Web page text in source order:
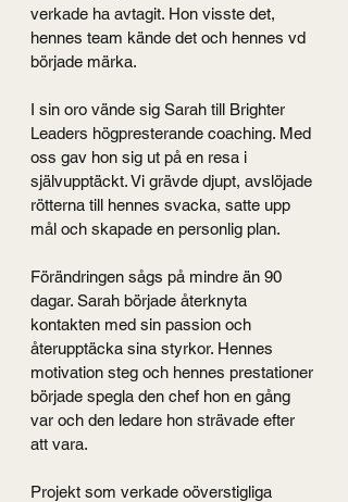
verkade ha avtagit. Hon visste det,
hennes team kände det och hennes vd
började märka.
I sin oro vände sig Sarah till Brighter
Leaders högpresterande coaching. Med
oss gav hon sig ut på en resa i
självupptäckt. Vi grävde djupt, avslöjade
rötterna till hennes svacka, satte upp
mål och skapade en personlig plan.
Förändringen sågs på mindre än 90
dagar. Sarah började återknyta
kontakten med sin passion och
återupptäcka sina styrkor. Hennes
motivation steg och hennes prestationer
började spegla den chef hon en gång
var och den ledare hon strävade efter
att vara.
Projekt som verkade oöverstigliga